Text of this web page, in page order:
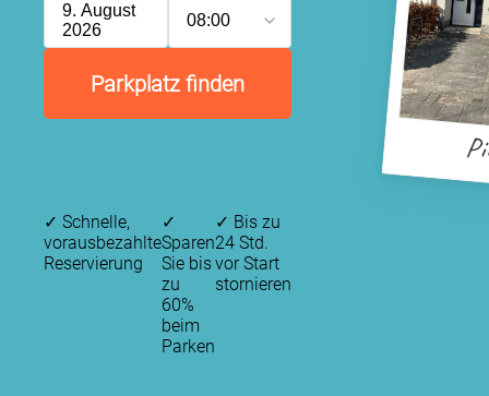
9. August
2026
08:00
Parkplatz finden
✓ Schnelle,
vorausbezahlte
Reservierung
✓
Sparen
Sie bis
zu
60%
beim
Parken
✓ Bis zu
24 Std.
vor Start
stornieren